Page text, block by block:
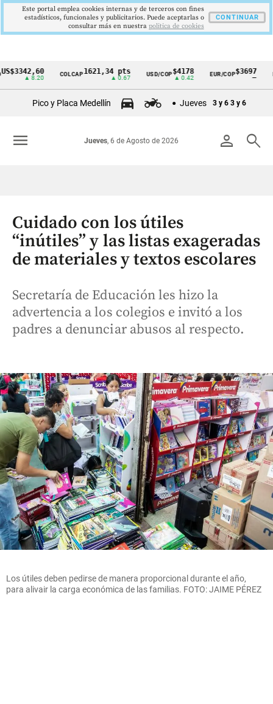
Cintillo
Colombia
COLCAP1621,34 pts USD/COP$4178
▲ 0.42
EUR/COP$3697
—
Pico y Placa Medellín Jueves 3 y 6 3 y 6
person search
Jueves, 6 de Agosto de 2026
menu
Cuidado con los útiles
“inútiles” y las listas exageradas
de materiales y textos escolares
Secretaría de Educación les hizo la
advertencia a los colegios e invitó a los
padres a denunciar abusos al respecto.
Los útiles deben pedirse de manera proporcional durante el año,
para alivair la carga económica de las familias. FOTO: JAIME PÉREZ
Este portal emplea cookies internas y de terceros con fines
estadísticos, funcionales y publicitarios. Puede aceptarlas o
consultar más en nuestra politica de cookies
CONTINUAR